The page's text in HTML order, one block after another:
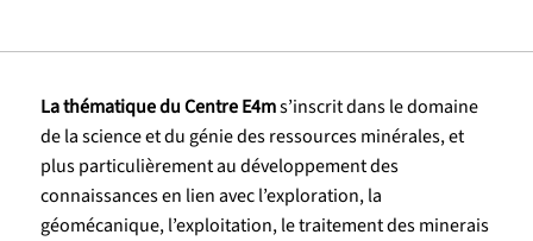
La thématique du Centre E4ms’inscrit dans le domaine
de la science et du génie des ressources minérales, et
plus particulièrement au développement des
connaissances en lien avec l’exploration, la
géomécanique, l’exploitation, le traitement des minerais